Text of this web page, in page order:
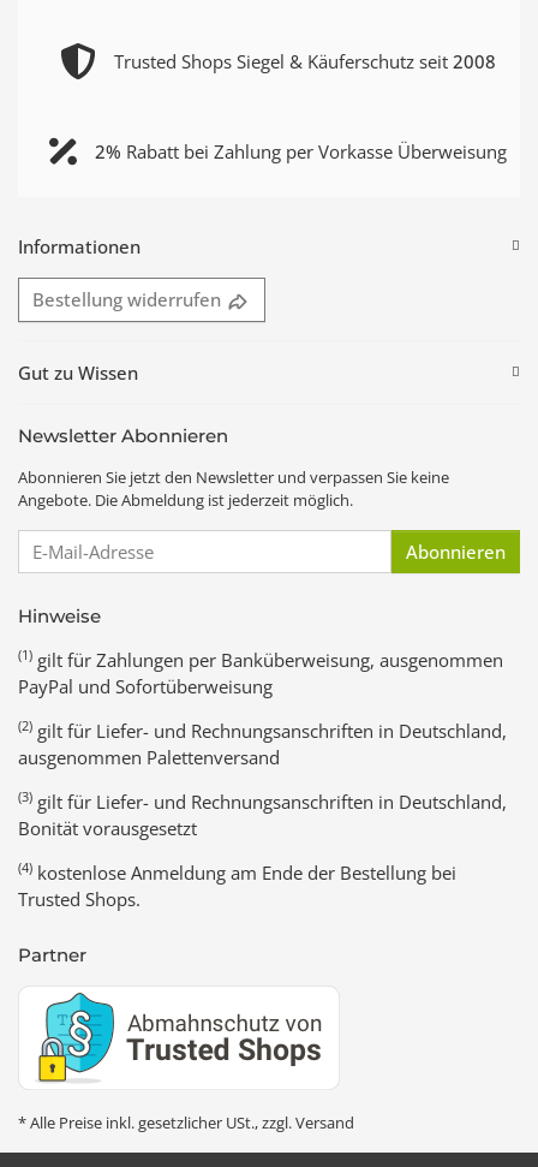
Trusted Shops Siegel & Käuferschutz seit 2008
2% Rabatt bei Zahlung per Vorkasse Überweisung
Informationen
Bestellung widerrufen
Gut zu Wissen
Newsletter Abonnieren
Abonnieren Sie jetzt den Newsletter und verpassen Sie keine
Angebote. Die Abmeldung ist jederzeit möglich.
E-Mail-Adresse Abonnieren
Hinweise
(1) gilt für Zahlungen per Banküberweisung, ausgenommen
PayPal und Sofortüberweisung
(2) gilt für Liefer- und Rechnungsanschriften in Deutschland,
ausgenommen Palettenversand
(3) gilt für Liefer- und Rechnungsanschriften in Deutschland,
Bonität vorausgesetzt
(4) kostenlose Anmeldung am Ende der Bestellung bei
Trusted Shops.
Partner
* Alle Preise inkl. gesetzlicher USt., zzgl.Versand